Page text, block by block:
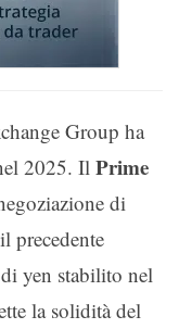
Group ha
2025. Il Prime
di
precedente
yen stabilito nel
la solidità del